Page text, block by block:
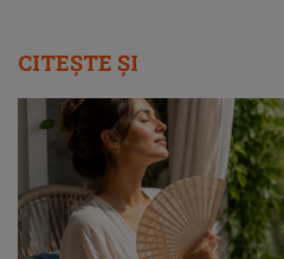
CITEȘTE ȘI